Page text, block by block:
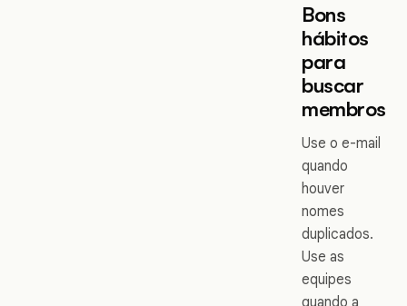
Bons
hábitos
para
buscar
membros
Use o e-mail
quando
houver
nomes
duplicados.
Use as
equipes
quando a